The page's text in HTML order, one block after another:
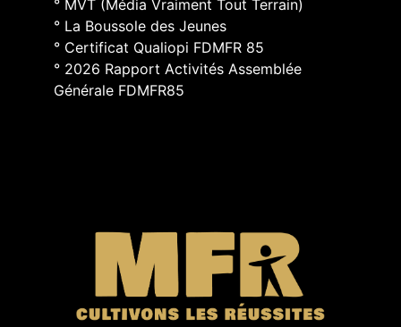
° MVT (Média Vraiment Tout Terrain)
° La Boussole des Jeunes
° Certificat Qualiopi FDMFR 85
° 2026 Rapport Activités Assemblée
Générale FDMFR85